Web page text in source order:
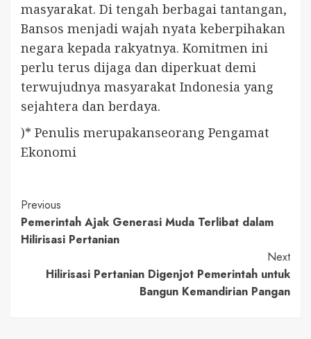
masyarakat. Di tengah berbagai tantangan,
Bansos menjadi wajah nyata keberpihakan
negara kepada rakyatnya. Komitmen ini
perlu terus dijaga dan diperkuat demi
terwujudnya masyarakat Indonesia yang
sejahtera dan berdaya.
)* Penulis merupakanseorang Pengamat
Ekonomi
Continue
Reading
Previous
Pemerintah Ajak Generasi Muda Terlibat dalam
Hilirisasi Pertanian
Next
Hilirisasi Pertanian Digenjot Pemerintah untuk
Bangun Kemandirian Pangan